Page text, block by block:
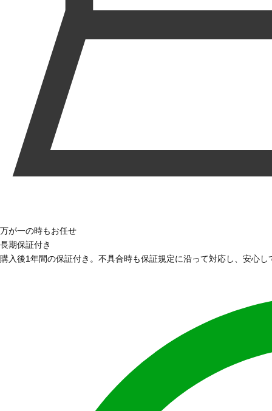
万が一の時もお任せ
長期保証付き
購入後1年間の保証付き。不具合時も保証規定に沿って対応し、安心